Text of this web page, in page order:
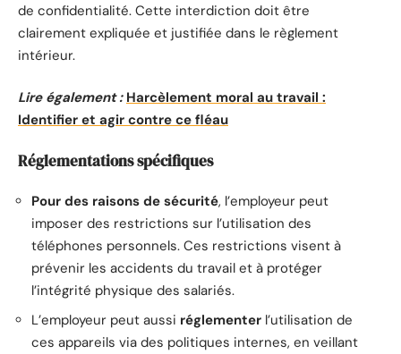
de confidentialité. Cette interdiction doit être
clairement expliquée et justifiée dans le règlement
intérieur.
Lire également : Harcèlement moral au travail :
Identifier et agir contre ce fléau
Réglementations spécifiques
Pour des raisons de sécurité, l’employeur peut
imposer des restrictions sur l’utilisation des
téléphones personnels. Ces restrictions visent à
prévenir les accidents du travail et à protéger
l’intégrité physique des salariés.
L’employeur peut aussi réglementer l’utilisation de
ces appareils via des politiques internes, en veillant